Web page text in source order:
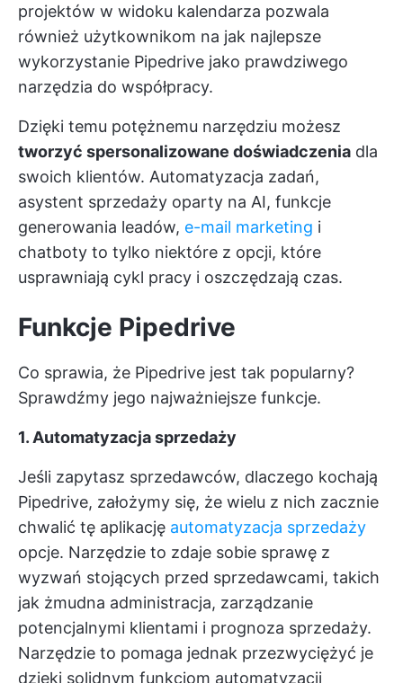
projektów w widoku kalendarza pozwala
również użytkownikom na jak najlepsze
wykorzystanie Pipedrive jako prawdziwego
narzędzia do współpracy.
Dzięki temu potężnemu narzędziu możesz
tworzyć spersonalizowane doświadczenia dla
swoich klientów. Automatyzacja zadań,
asystent sprzedaży oparty na AI, funkcje
generowania leadów, e-mail marketing i
chatboty to tylko niektóre z opcji, które
usprawniają cykl pracy i oszczędzają czas.
Funkcje Pipedrive
Co sprawia, że Pipedrive jest tak popularny?
Sprawdźmy jego najważniejsze funkcje.
1. Automatyzacja sprzedaży
Jeśli zapytasz sprzedawców, dlaczego kochają
Pipedrive, założymy się, że wielu z nich zacznie
chwalić tę aplikację automatyzacja sprzedaży
opcje. Narzędzie to zdaje sobie sprawę z
wyzwań stojących przed sprzedawcami, takich
jak żmudna administracja, zarządzanie
potencjalnymi klientami i prognoza sprzedaży.
Narzędzie to pomaga jednak przezwyciężyć je
dzięki solidnym funkcjom automatyzacji